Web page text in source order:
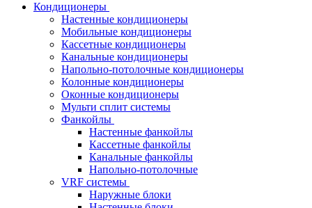
Кондиционеры
Настенные кондиционеры
Мобильные кондиционеры
Кассетные кондиционеры
Канальные кондиционеры
Напольно-потолочные кондиционеры
Колонные кондиционеры
Оконные кондиционеры
Мульти сплит системы
Фанкойлы
Настенные фанкойлы
Кассетные фанкойлы
Канальные фанкойлы
Напольно-потолочные
VRF системы
Наружные блоки